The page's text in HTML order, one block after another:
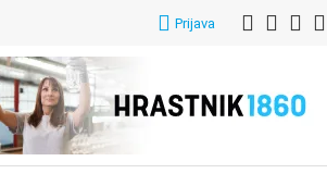
Prijava